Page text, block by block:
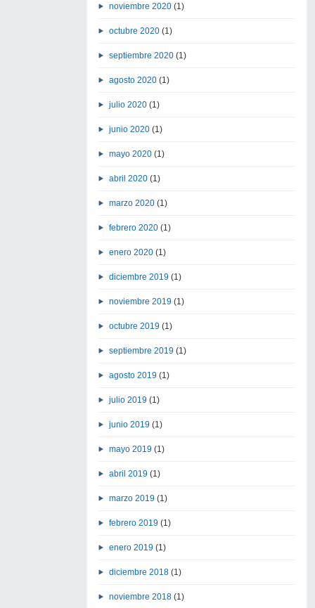
noviembre 2020(1)
octubre 2020(1)
septiembre 2020(1)
agosto 2020(1)
julio 2020(1)
junio 2020(1)
mayo 2020(1)
abril 2020(1)
marzo 2020(1)
febrero 2020(1)
enero 2020(1)
diciembre 2019 (1)
noviembre 2019 (1)
octubre 2019 (1)
septiembre 2019 (1)
agosto 2019 (1)
julio 2019 (1)
junio 2019 (1)
mayo 2019 (1)
abril 2019 (1)
marzo 2019 (1)
febrero 2019 (1)
enero 2019 (1)
diciembre 2018(1)
noviembre 2018(1)